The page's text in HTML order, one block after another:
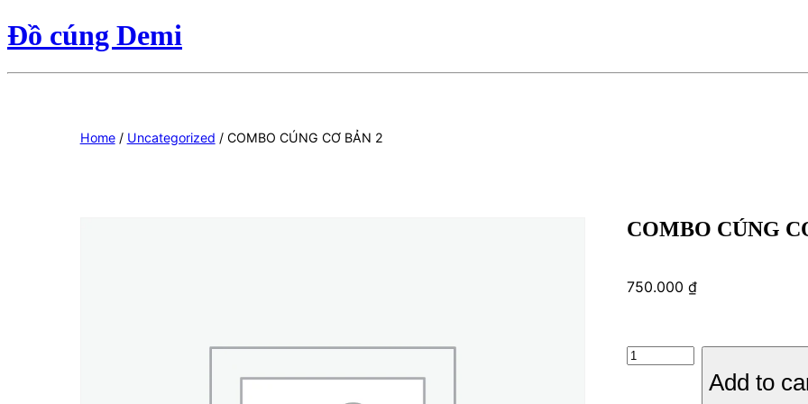
Đồ cúng Demi
Home/ Uncategorized / COMBO CÚNG CƠ BẢN 2
COMBO CÚNG
750.000₫
COMBO
CÚNG
Add to